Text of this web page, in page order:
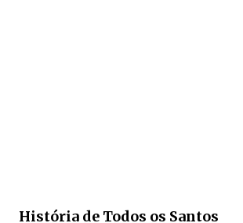
História de Todos os Santos